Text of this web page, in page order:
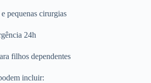
pequenas cirurgias
24h
filhos dependentes
incluir: